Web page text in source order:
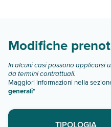
Modifiche
In alcuni casi possono applicarsi
da termini contrattuali.
Maggiori informazioni nella
generali"
TIPOLOGIA